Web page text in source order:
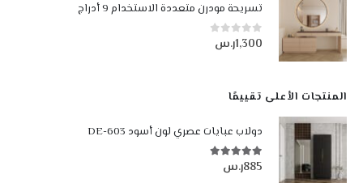
تسريحة مودرن متعددة الاستخدام 9 أدراج
0من أصل 5
1,300ر.س
المنتجات الأعلى تقييمًا
دولاب عبايات عصري لون أسود DE-603
5.00من أصل 5 885ر.س